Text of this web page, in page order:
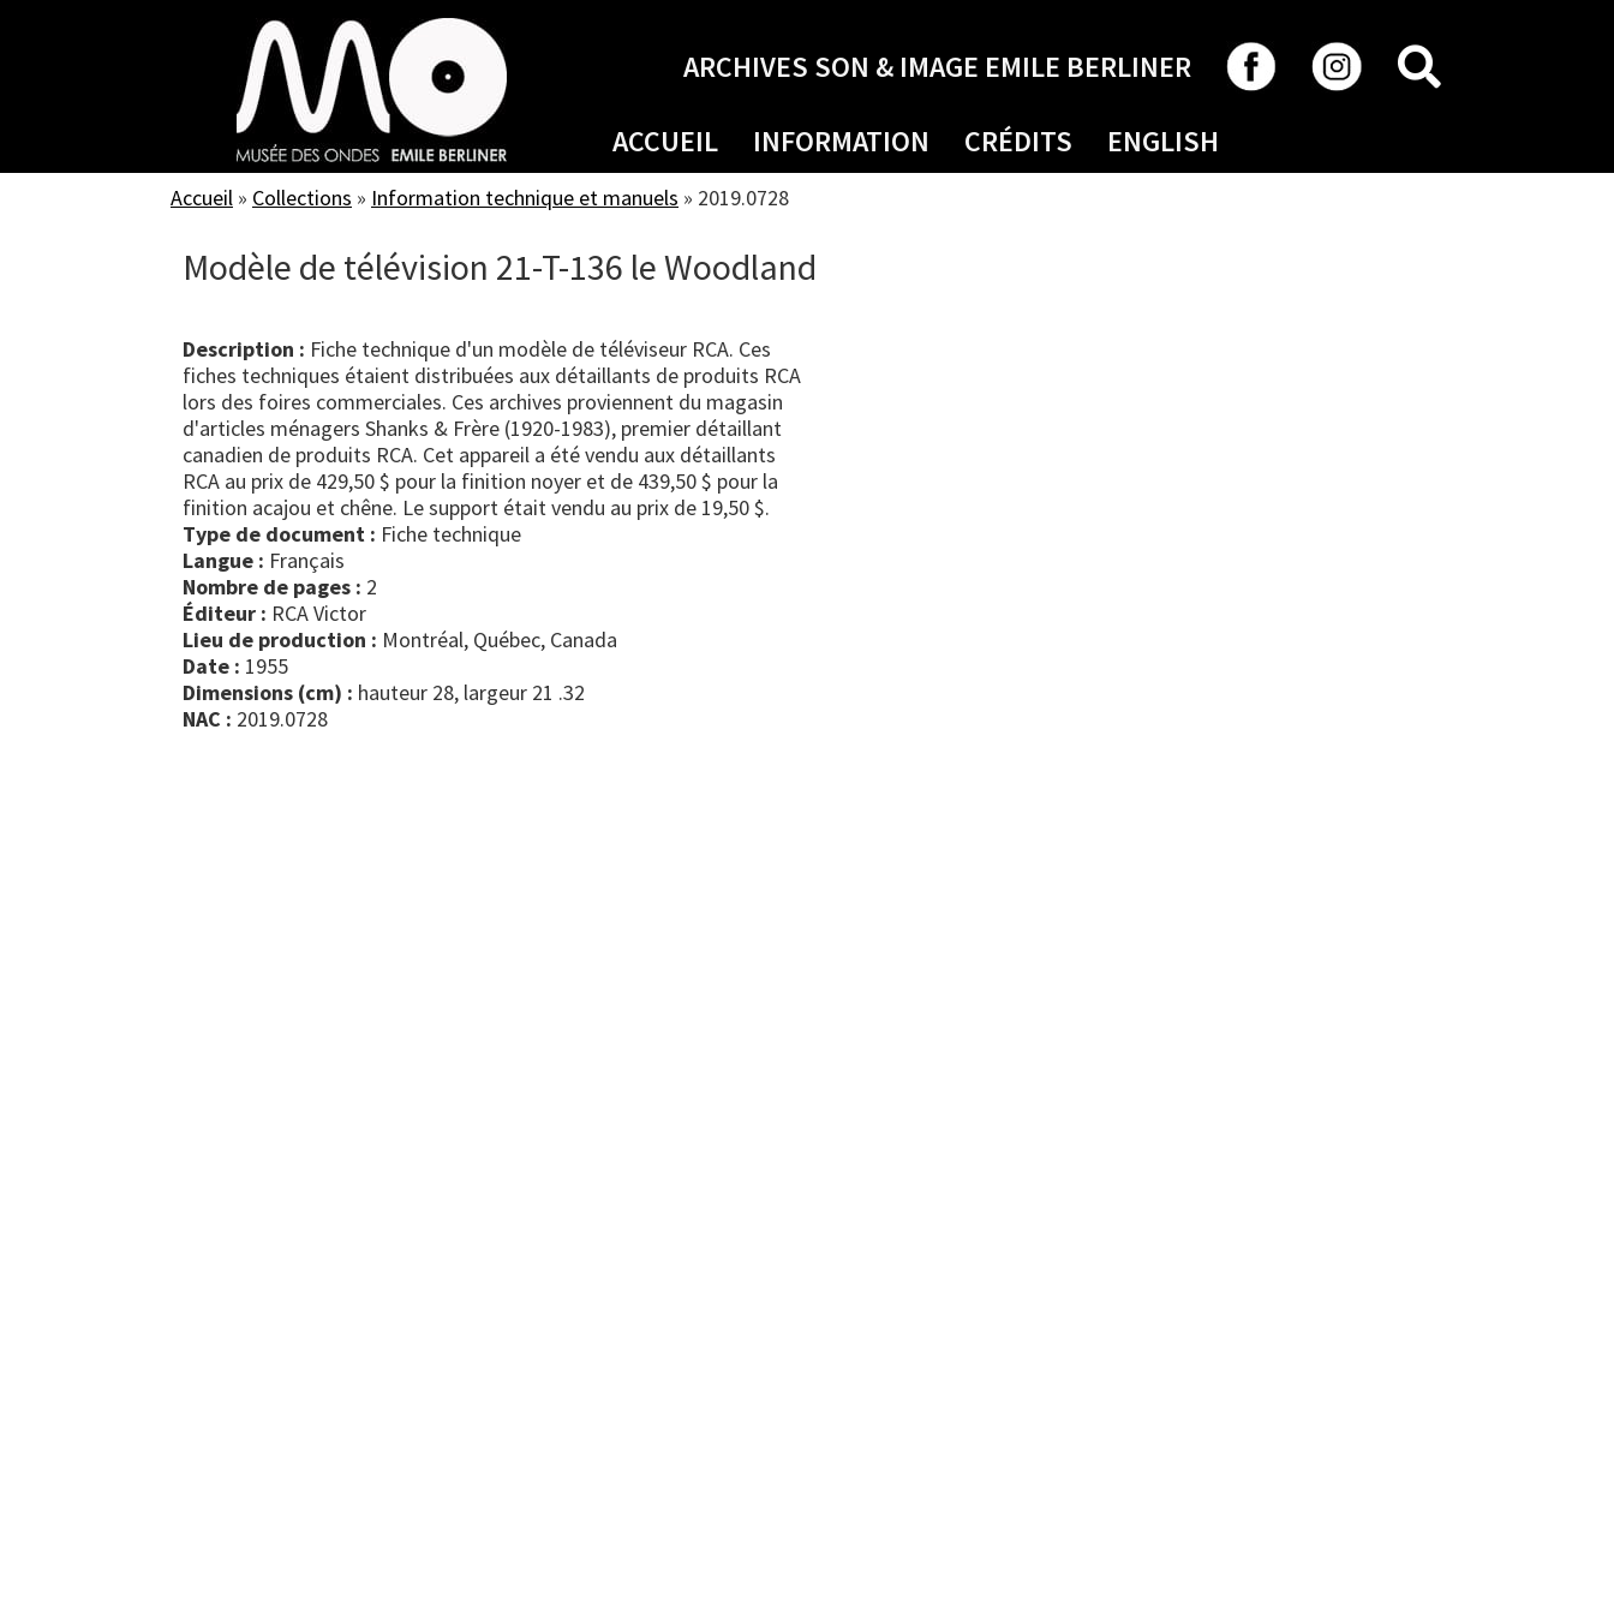
ARCHIVES SON & IMAGE EMILE BERLINER
ACCUEIL INFORMATION CRÉDITS ENGLISH
Accueil » Collections » Information technique et manuels » 2019.0728
Modèle de télévision 21-T-136 le Woodland
Description : Fiche technique d'un modèle de téléviseur RCA. Ces
fiches techniques étaient distribuées aux détaillants de produits RCA
lors des foires commerciales. Ces archives proviennent du magasin
d'articles ménagers Shanks & Frère (1920-1983), premier détaillant
canadien de produits RCA. Cet appareil a été vendu aux détaillants
RCA au prix de 429,50 $ pour la finition noyer et de 439,50 $ pour la
finition acajou et chêne. Le support était vendu au prix de 19,50 $.
Type de document :
fiche technique
Langue : Français
Nombre de pages : 2
Éditeur : RCA Victor
Lieu de production : Montréal, Québec, Canada
Date : 1955
Dimensions (cm) : hauteur 28, largeur 21 .32
NAC : 2019.0728